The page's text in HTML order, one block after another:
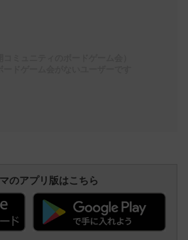
のアプリ版はこちら